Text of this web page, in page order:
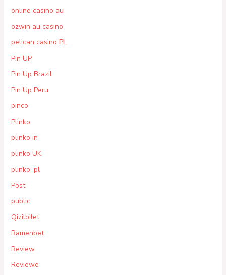
online casino au
ozwin au casino
pelican casino PL
Pin UP
Pin Up Brazil
Pin Up Peru
pinco
Plinko
plinko in
plinko UK
plinko_pl
Post
public
Qizilbilet
Ramenbet
Review
Reviewe